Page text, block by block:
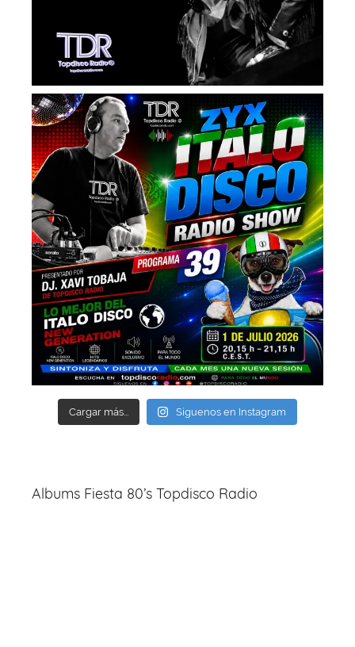
Cargar más... Síguenos en Instagram
Albums Fiesta 80’s Topdisco Radio